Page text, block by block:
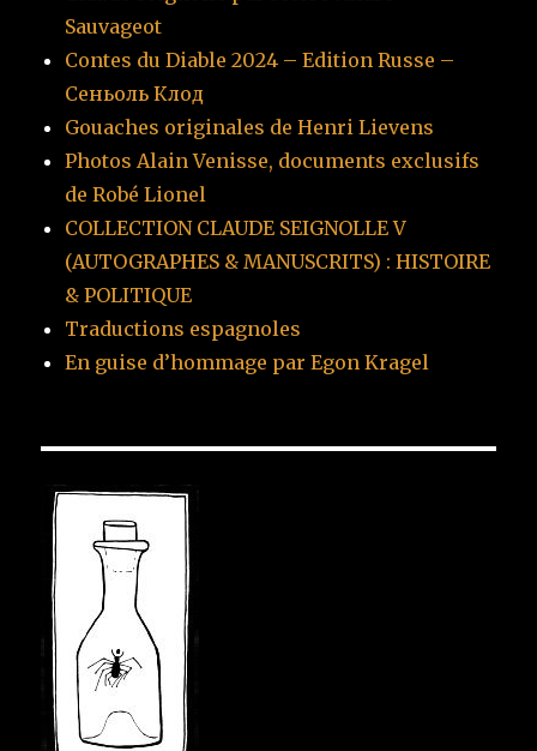
Sauvageot
Contes du Diable 2024 – Edition Russe –
Сеньоль Клод
Gouaches originales de Henri Lievens
Photos Alain Venisse, documents exclusifs
de Robé Lionel
COLLECTION CLAUDE SEIGNOLLE V
(AUTOGRAPHES & MANUSCRITS) : HISTOIRE
& POLITIQUE
Traductions espagnoles
En guise d’hommage par Egon Kragel